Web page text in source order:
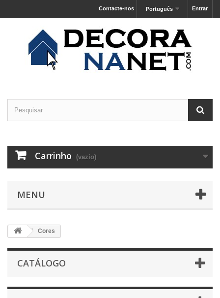
Entrar
Português
Contacte-nos
Carrinho (vazio)
MENU
Cores
CATÁLOGO